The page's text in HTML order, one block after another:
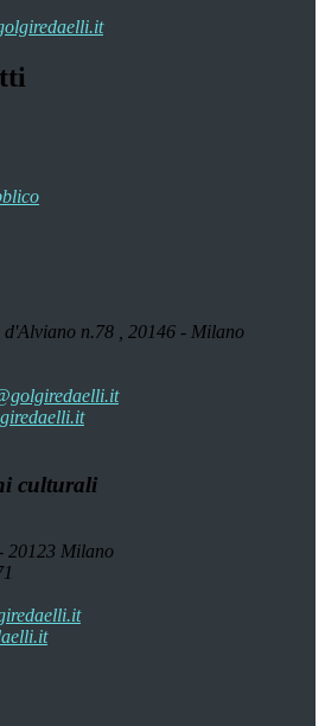
d'Alviano n.78 , 20146 - Milano
culturali
20123 Milano